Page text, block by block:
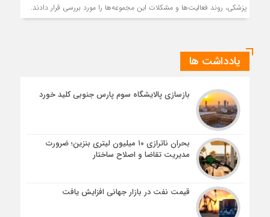
پزشکی، روند فعالیت‌ها و مشکلات این مجموعه‌ها را مورد بررسی قرار دادند.
یادداشت ها
بازسازی پالایشگاه سوم پارس جنوبی کلید خورد
بحران ناترازی ۱۰ میلیون لیتری بنزین؛ ضرورت
مدیریت تقاضا و اصلاح ساختار
قیمت نفت در بازار جهانی افزایش یافت